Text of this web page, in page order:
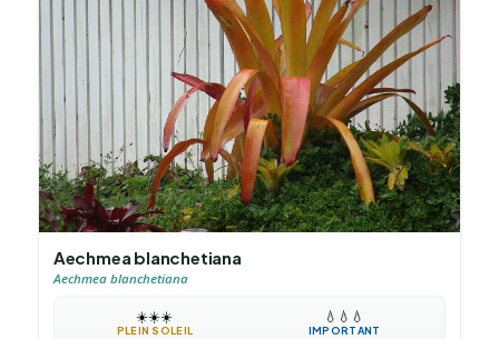
Aechmea blanchetiana
Aechmea blanchetiana
☀️☀️☀️
PLEIN SOLEIL
💧 💧 💧
IMPORTANT